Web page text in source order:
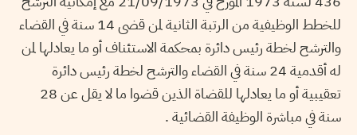
للخطط الوظيفية من الرتبة الثانية لمن قضى 14 سنة في القضاء
والترشح لخطة رئيس دائرة بمحكمة الاستئناف أو ما يعادلها لمن
له أقدمية 24 سنة في القضاء والترشح لخطة رئيس دائرة
تعقيبية أو ما يعادلها للقضاة الذين قضوا ما لا يقل عن 28
سنة في مباشرة الوظيفة القضائية .